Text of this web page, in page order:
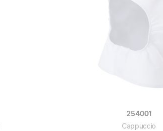
254001
Cappuccio